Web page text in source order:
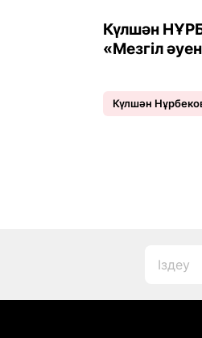
Күлшән
«Мезгіл
Күлшән